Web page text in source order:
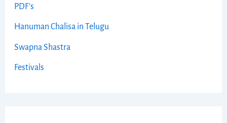
PDF's
Hanuman Chalisa in Telugu
Swapna Shastra
Festivals